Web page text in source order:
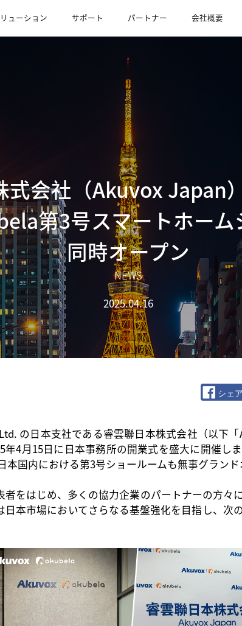
ューション サポート パートナー 会社概要
式会社（Akuvox Japan
第3号スマートホーム
同時オープン
NEWS
2025.04.16
シェ
の 日本支社である睿雲聯日本株式会社（以下「
年4月15日に 日本事務所の開業式を盛大に開催し
本国内における第3号ショールームも無事グランド
者をはじめ、多くの協力企業のパートナーの方々
日本市場においてさらなる基盤強化を目指し、次